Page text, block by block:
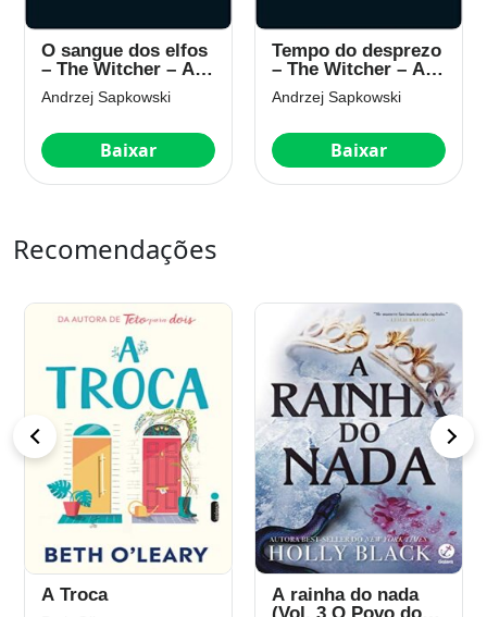
O sangue dos elfos
– The Witcher – A
saga do bruxo
Geralt de Rívia (Vol
Andrzej Sapkowski
Baixar
Tempo do desprezo
– The Witcher – A
saga do bruxo
Geralt de Rívia (Vol
Andrzej Sapkowski
Baixar
Recomendações
A Troca
A rainha do nada